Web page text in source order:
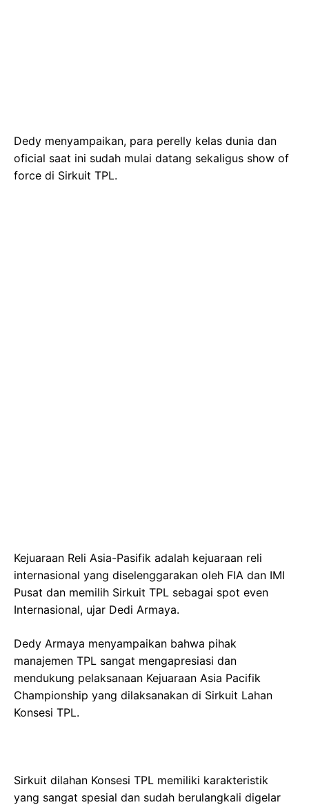
Dedy menyampaikan, para perelly kelas dunia dan
oficial saat ini sudah mulai datang sekaligus show of
force di Sirkuit TPL.
Kejuaraan Reli Asia-Pasifik adalah kejuaraan reli
internasional yang diselenggarakan oleh FIA dan IMI
Pusat dan memilih Sirkuit TPL sebagai spot even
Internasional, ujar Dedi Armaya.
Dedy Armaya menyampaikan bahwa pihak
manajemen TPL sangat mengapresiasi dan
mendukung pelaksanaan Kejuaraan Asia Pacifik
Championship yang dilaksanakan di Sirkuit Lahan
Konsesi TPL.
Sirkuit dilahan Konsesi TPL memiliki karakteristik
yang sangat spesial dan sudah berulangkali digelar